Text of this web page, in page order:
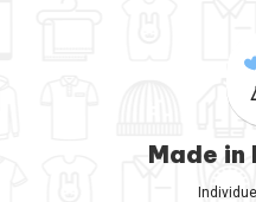
Made in